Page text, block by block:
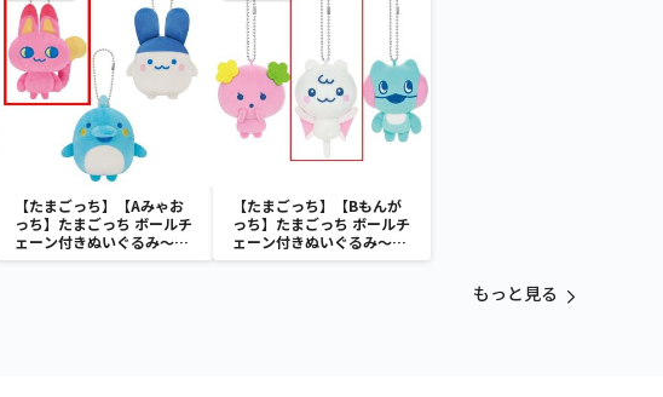
【たまごっち】【Aみゃお
っち】たまごっち ボールチ
ェーン付きぬいぐるみ～
Tamagotchi Paradise～
【たまごっち】【Bもんが
っち】たまごっち ボールチ
ェーン付きぬいぐるみ～
Tamagotchi Paradise～
もっと見る